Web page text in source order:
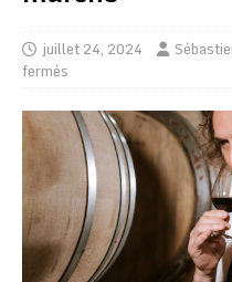
juillet 24, 2024
fermés